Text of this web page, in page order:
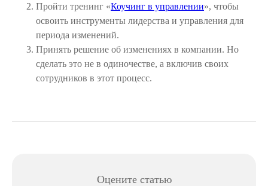
Пройти тренинг «Коучинг в управлении», чтобы
освоить инструменты лидерства и управления для
периода изменений.
Принять решение об изменениях в компании. Но
сделать это не в одиночестве, а включив своих
сотрудников в этот процесс.
Оцените статью